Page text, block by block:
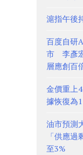
滬指午後
百度自研
市 李彥
層應創百
金價重上
據恢復為
油市預測
「供應
至3%